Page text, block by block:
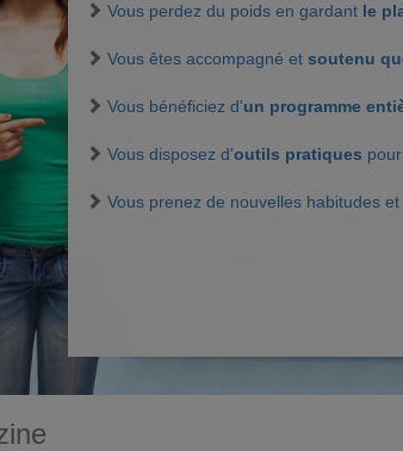
Vous perdez du poids en gardant le
Vous êtes accompagné et soutenu
Vous bénéficiez d'un programme
Vous disposez d'outils pratiques
Vous prenez de nouvelles habitudes